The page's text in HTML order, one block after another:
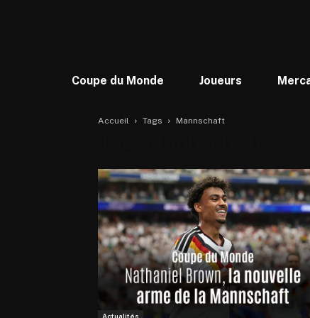
Coupe du Monde Joueurs
Accueil Tags Mannschaft
Actualités